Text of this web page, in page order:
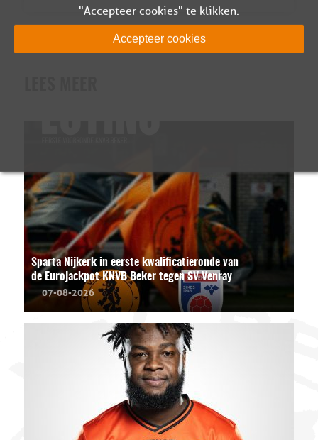
Sparta Nijkerk in eerste kwalificatieronde van
de Eurojackpot KNVB Beker tegen SV Venray
07-08-2026
"Accepteer cookies" te klikken.
Accepteer cookies